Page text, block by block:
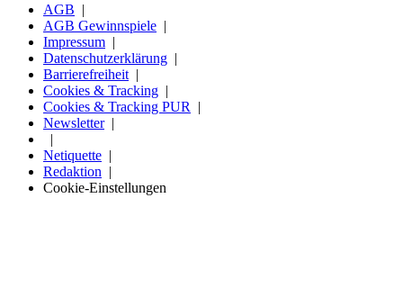
AGB
AGB Gewinnspiele
Impressum
Datenschutzerklärung
Barrierefreiheit
Cookies & Tracking
Cookies & Tracking PUR
Newsletter
Netiquette
Redaktion
Cookie-Einstellungen